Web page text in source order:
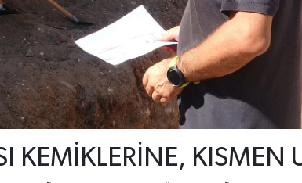
KEMİKLERİNE, KISMEN